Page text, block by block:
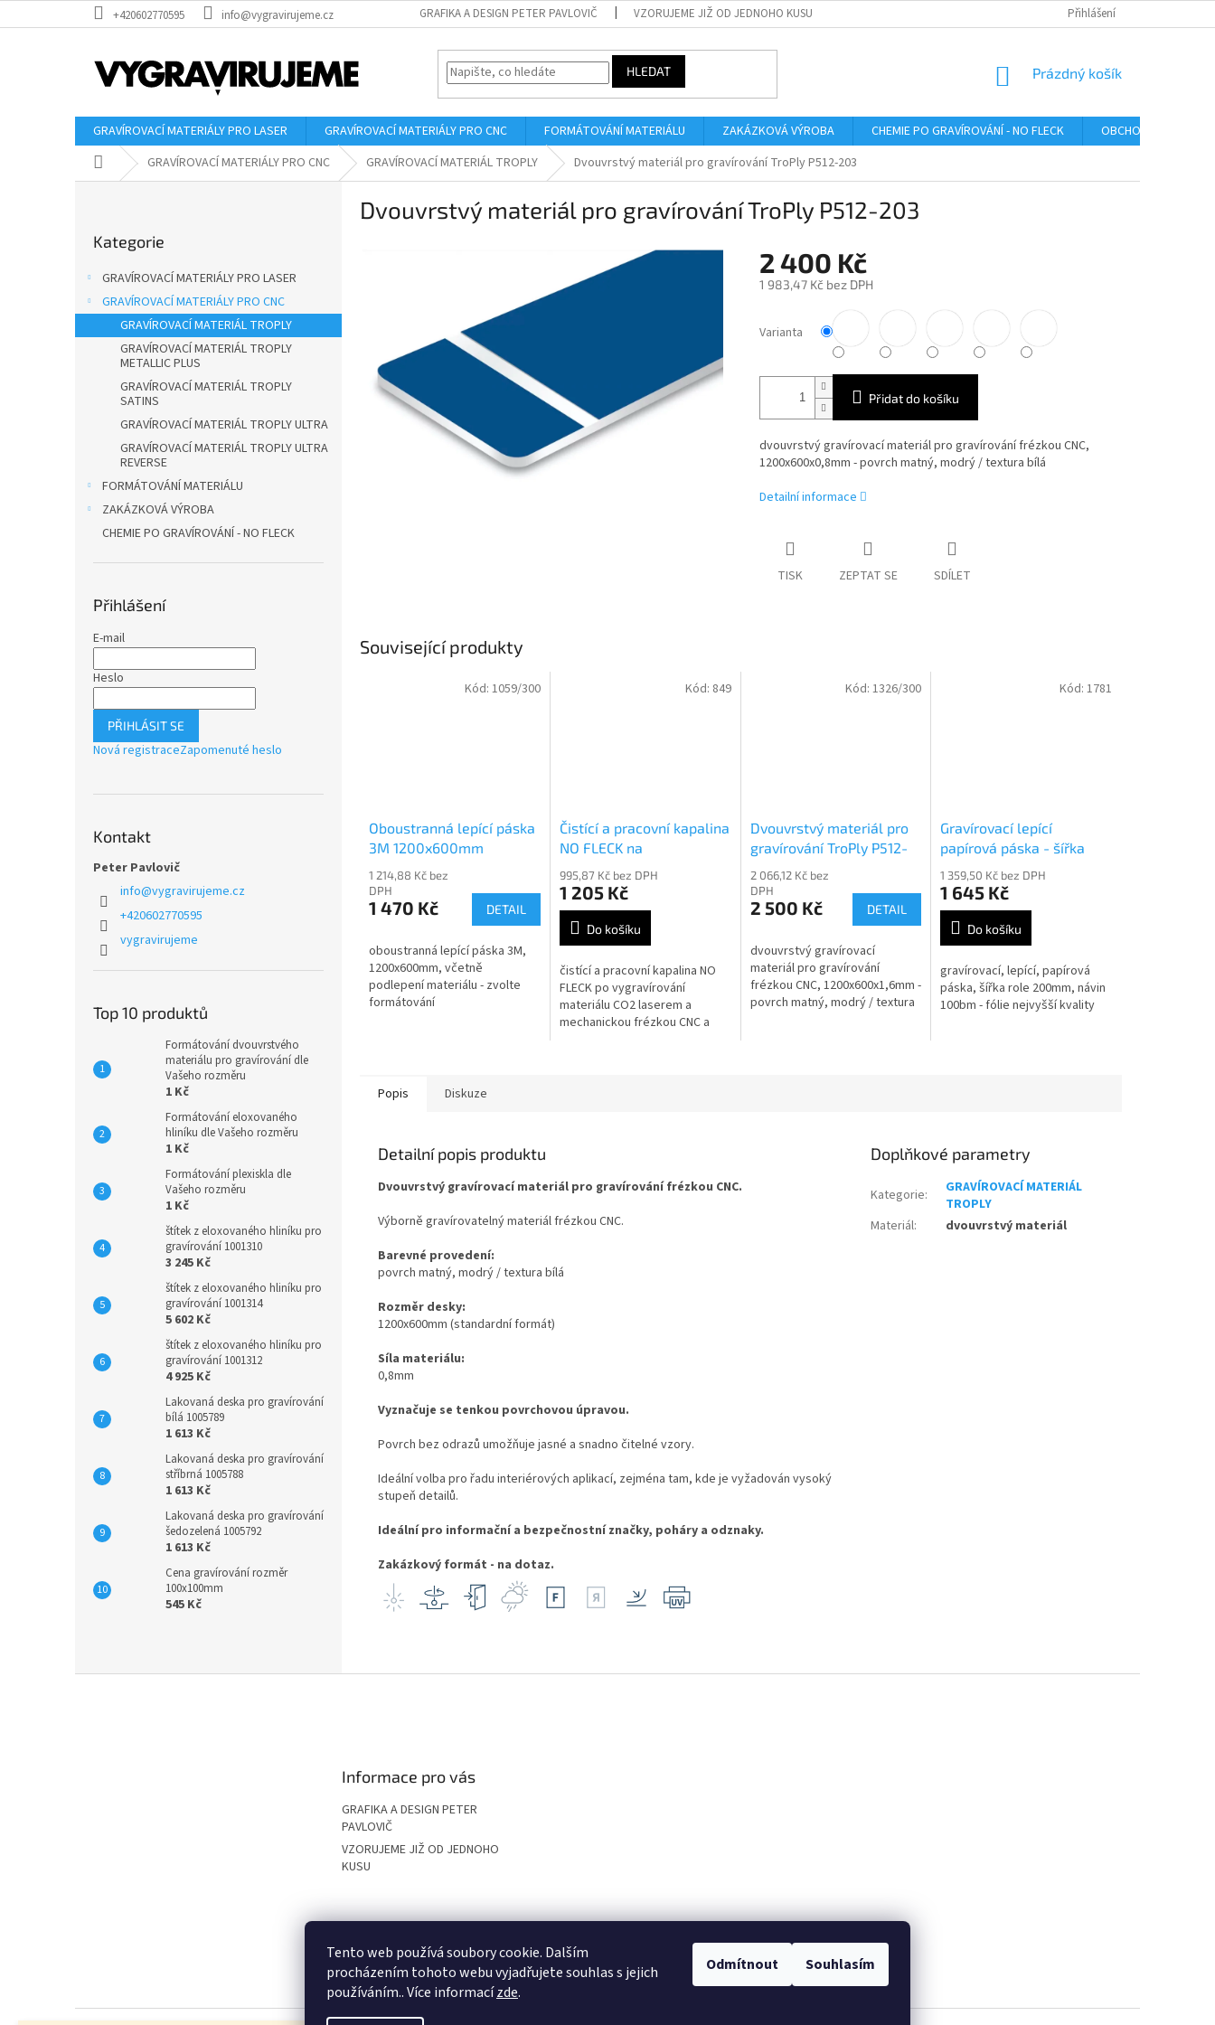
Tento web používá soubory cookie. Dalším
procházením tohoto webu vyjadřujete souhlas s jejich
používáním.. Více informacízde.
Odmítnout Souhlasím
na
+420602770595 info@vygravirujeme.cz GRAFIKA A DESIGN PETER PAVLOVIČ VZORUJEME JIŽ OD JEDNOHO KUSU Přihlášení
HLEDAT
NÁKUPNÍ
Prázdný košík
GRAVÍROVACÍ MATERIÁLY PRO LASER GRAVÍROVACÍ MATERIÁLY PRO CNC FORMÁTOVÁNÍ MATERIÁLU ZAKÁZKOVÁ VÝROBA CHEMIE PO GRAVÍROVÁNÍ - NO FLECK
OBCHODNÍ
Domů GRAVÍROVACÍ MATERIÁLY PRO CNC GRAVÍROVACÍ MATERIÁL TROPLY Dvouvrstvý materiál pro gravírování TroPly P512-203
n
kategorie
Kategorie
GRAVÍROVACÍ MATERIÁLY PRO LASER
GRAVÍROVACÍ MATERIÁLY PRO CNC
GRAVÍROVACÍ MATERIÁL TROPLY
GRAVÍROVACÍ MATERIÁL TROPLY
METALLIC PLUS
GRAVÍROVACÍ MATERIÁL TROPLY
SATINS
GRAVÍROVACÍ MATERIÁL TROPLY ULTRA
GRAVÍROVACÍ MATERIÁL TROPLY ULTRA
REVERSE
FORMÁTOVÁNÍ MATERIÁLU
ZAKÁZKOVÁ VÝROBA
CHEMIE PO GRAVÍROVÁNÍ - NO FLECK
Přihlášení
E-mail
Heslo
PŘIHLÁSIT SE
Nová registraceZapomenuté heslo
Kontakt
Peter Pavlovič
info@vygravirujeme.cz
+420602770595
vygravirujeme
Top 10 produktů
Formátování dvouvrstvého
materiálu pro gravírování dle
Vašeho rozměru
1 Kč
Formátování eloxovaného
hliníku dle Vašeho rozměru
1 Kč
Formátování plexiskla dle
Vašeho rozměru
1 Kč
štítek z eloxovaného hliníku pro
gravírování 1001310
3 245 Kč
štítek z eloxovaného hliníku pro
gravírování 1001314
5 602 Kč
štítek z eloxovaného hliníku pro
gravírování 1001312
4 925 Kč
Lakovaná deska pro gravírování
bílá 1005789
1 613 Kč
Lakovaná deska pro gravírování
stříbrná 1005788
1 613 Kč
Lakovaná deska pro gravírování
šedozelená 1005792
1 613 Kč
Cena gravírování rozměr
100x100mm
545 Kč
Dvouvrstvý materiál pro gravírování TroPly P512-203
2 400 Kč
1 983,47 Kč bez DPH
cena:
Varianta
Přidat do košíku
dvouvrstvý gravírovací materiál pro gravírování frézkou CNC,
1200x600x0,8mm - povrch matný, modrý / textura bílá
Detailní informace
TISK ZEPTAT SE SDÍLET
Související produkty
Oboustranná lepící páska
3M 1200x600mm
1 214,88 Kč bez
DPH
1 470 Kč DETAIL
oboustranná lepící páska 3M,
1200x600mm, včetně
podlepení materiálu - zvolte
formátování
Kód: 1059/300
Čistící a pracovní kapalina
NO FLECK na
odgravírovaný materiál
995,87 Kč bez DPH
1 205 Kč
Do košíku
čistící a pracovní kapalina NO
FLECK po vygravírování
materiálu CO2 laserem a
mechanickou frézkou CNC a
Kód: 849
Dvouvrstvý materiál pro
gravírování TroPly P512-
206
2 066,12 Kč bez
DPH
2 500 Kč DETAIL
dvouvrstvý gravírovací
materiál pro gravírování
frézkou CNC, 1200x600x1,6mm -
povrch matný, modrý / textura
Kód:1326/300
Gravírovací lepící
papírová páska - šířka
role 20cm návin 100bm
1 359,50 Kč bez DPH
1 645 Kč
Do košíku
gravírovací, lepící, papírová
páska, šířka role 200mm, návin
100bm - fólie nejvyšší kvality
Kód: 1781
Popis Diskuze
Detailní popis produktu
Dvouvrstvý gravírovací materiál pro gravírování frézkou CNC.
Výborně gravírovatelný materiál frézkou CNC.
Barevné provedení:
povrch matný, modrý / textura bílá
Rozměr desky:
1200x600mm (standardní formát)
Síla materiálu:
0,8mm
Vyznačuje se tenkou povrchovou úpravou.
Povrch bez odrazů umožňuje jasné a snadno čitelné vzory.
Ideální volba pro řadu interiérových aplikací, zejména tam, kde je vyžadován vysoký
stupeň detailů.
Ideální pro informační a bezpečnostní značky, poháry a odznaky.
Zakázkový formát - na dotaz.
Doplňkové parametry
Kategorie:
GRAVÍROVACÍ MATERIÁL
TROPLY
Materiál: dvouvrstvý materiál
Informace pro vás
GRAFIKA A DESIGN PETER
PAVLOVIČ
VZORUJEME JIŽ OD JEDNOHO
KUSU